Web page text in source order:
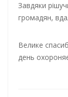
Завдяки
громадян,
Велике
день